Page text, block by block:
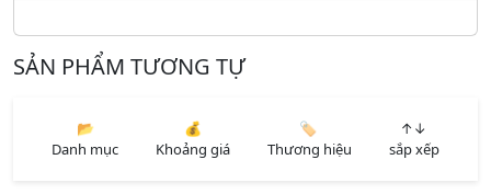
SẢN PHẨM TƯƠNG TỰ
📂
Danh mục
💰
Khoảng giá
🏷️
Thương hiệu
↑↓
sắp xếp